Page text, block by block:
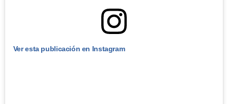
Ver esta publicación en Instagram